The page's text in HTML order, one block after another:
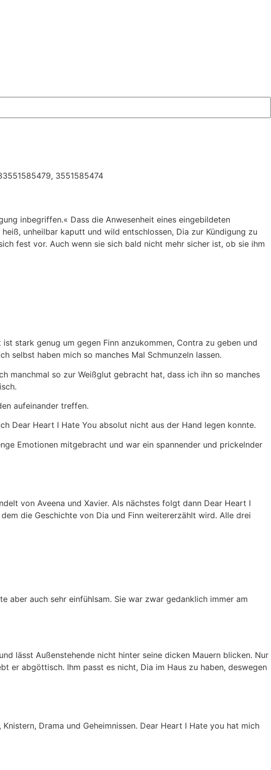
3551585474
inbegriffen.« Dass die Anwesenheit eines eingebildeten
unheilbar kaputt und wild entschlossen, Dia zur Kündigung zu
fest vor. Auch wenn sie sich bald nicht mehr sicher ist, ob sie ihm
stark genug um gegen Finn anzukommen, Contra zu geben und
selbst haben mich so manches Mal Schmunzeln lassen.
manchmal so zur Weißglut gebracht hat, dass ich ihn so manches
aufeinander treffen.
Dear Heart I Hate You absolut nicht aus der Hand legen konnte.
Emotionen mitgebracht und war ein spannender und prickelnder
von Aveena und Xavier. Als nächstes folgt dann Dear Heart I
die Geschichte von Dia und Finn weitererzählt wird. Alle drei
aber auch sehr einfühlsam. Sie war zwar gedanklich immer am
lässt Außenstehende nicht hinter seine dicken Mauern blicken. Nur
er abgöttisch. Ihm passt es nicht, Dia im Haus zu haben, deswegen
Drama und Geheimnissen. Dear Heart I Hate you hat mich